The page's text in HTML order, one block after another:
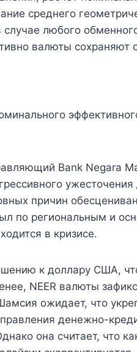
среднего
любого
валюты сохраняют
Bank Negara
причин
по региональным и
в кризисе.
к доллару США,
NEER валюты
ожидает, что
денежно-
она считает, что